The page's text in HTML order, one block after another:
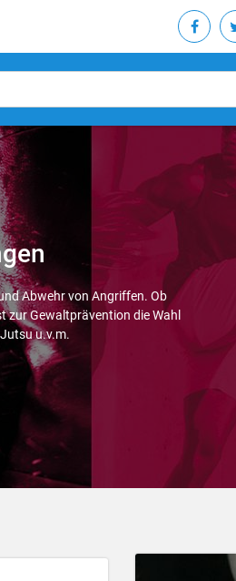
Abwehr von Angriffen. Ob
Gewaltprävention die Wahl
u.v.m.